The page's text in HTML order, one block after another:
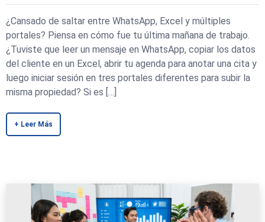
¿Cansado de saltar entre WhatsApp, Excel y múltiples
portales? Piensa en cómo fue tu última mañana de trabajo.
¿Tuviste que leer un mensaje en WhatsApp, copiar los datos
del cliente en un Excel, abrir tu agenda para anotar una cita y
luego iniciar sesión en tres portales diferentes para subir la
misma propiedad? Si es […]
+ Leer Más